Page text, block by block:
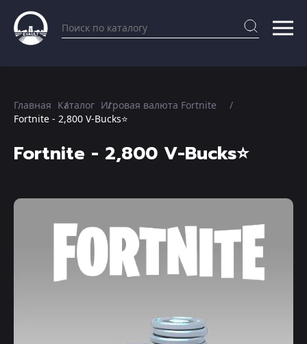
Главная Каталог Игровая валюта Fortnite
Fortnite - 2,800 V-Bucks⭐️
Fortnite - 2,800 V-Bucks⭐️